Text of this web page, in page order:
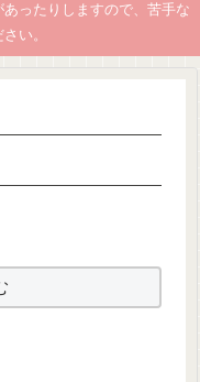
ったりしますので、苦手な
い。